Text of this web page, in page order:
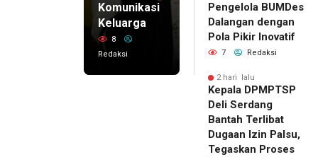
Komunikasi
Keluarga
8
Redaksi
Pengelola BUMDes
Dalangan dengan
Pola Pikir Inovatif
7 Redaksi
2 hari lalu
Kepala DPMPTSP
Deli Serdang
Bantah Terlibat
Dugaan Izin Palsu,
Tegaskan Proses